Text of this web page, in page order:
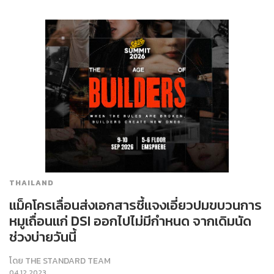
THAILAND
แม็คโครเลื่อนส่งเอกสารชี้แจงเอี่ยวปมขบวนการ
หมูเถื่อนแก่ DSI ออกไปไม่มีกำหนด จากเดิมนัด
ช่วงบ่ายวันนี้
โดย THE STANDARD TEAM